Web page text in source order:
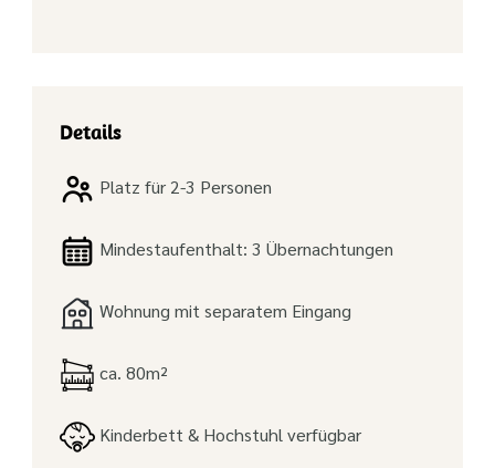
Details
Platz für 2-3 Personen
Mindestaufenthalt: 3 Übernachtungen
Wohnung mit separatem Eingang
ca. 80m²
Kinderbett & Hochstuhl verfügbar